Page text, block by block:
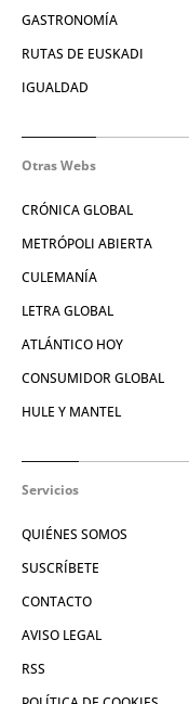
GASTRONOMÍA
RUTAS DE EUSKADI
IGUALDAD
Otras Webs
CRÓNICA GLOBAL
METRÓPOLI ABIERTA
CULEMANÍA
LETRA GLOBAL
ATLÁNTICO HOY
CONSUMIDOR GLOBAL
HULE Y MANTEL
Servicios
QUIÉNES SOMOS
SUSCRÍBETE
CONTACTO
AVISO LEGAL
RSS